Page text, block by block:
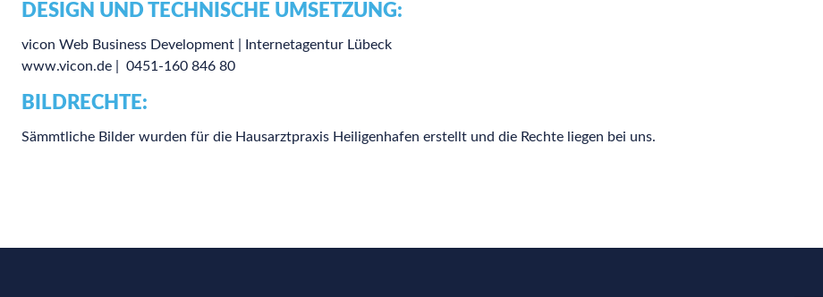
DESIGN UND TECHNISCHE UMSETZUNG:
vicon Web Business Development | Internetagentur Lübeck
www.vicon.de | 0451-160 846 80
BILDRECHTE:
Sämmtliche Bilder wurden für die Hausarztpraxis Heiligenhafen erstellt und die Rechte liegen bei uns.